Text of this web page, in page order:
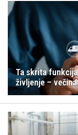
Ta skrita
življenje –